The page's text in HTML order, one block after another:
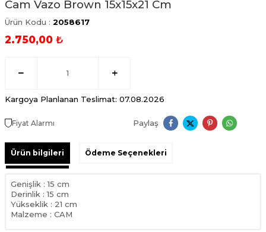
Cam Vazo Brown 15x15x21 Cm
Ürün Kodu : 2058617
2.750,00 ₺
Kargoya Planlanan Teslimat: 07.08.2026
Fiyat Alarmı Paylaş
Ürün bilgileri Ödeme Seçenekleri
Genişlik : 15 cm
Derinlik : 15 cm
Yükseklik : 21 cm
Malzeme : CAM